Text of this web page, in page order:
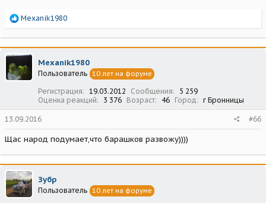
Р
а
к
ц
и
и
Mexanik1980
Mexanik1980
Пользователь 10 лет на форуме
Регистрация 19.03.2012 Сообщения
5 259
Оценка реакций
3 376 Возраст 46 Город г Бронницы
13.09.2016 #66
Щас народ подумает,что барашков развожу))))
Зубр
Пользователь 10 лет на форуме